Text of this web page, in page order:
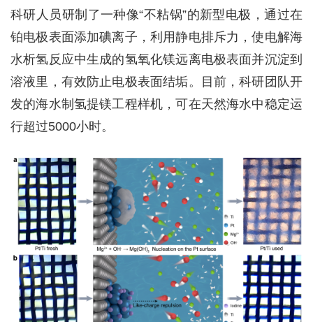
科研人员研制了一种像“不粘锅”的新型电极，通过在
铂电极表面添加碘离子，利用静电排斥力，使电解海
水析氢反应中生成的氢氧化镁远离电极表面并沉淀到
溶液里，有效防止电极表面结垢。目前，科研团队开
发的海水制氢提镁工程样机，可在天然海水中稳定运
行超过5000小时。